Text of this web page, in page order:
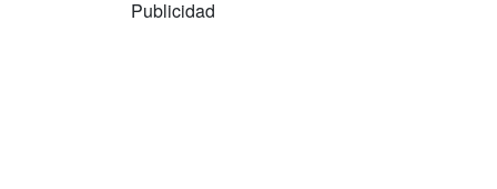
Publicidad